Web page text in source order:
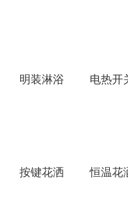
ئۇيغۇرچە
明装淋浴 电热开
按键花洒 恒温花